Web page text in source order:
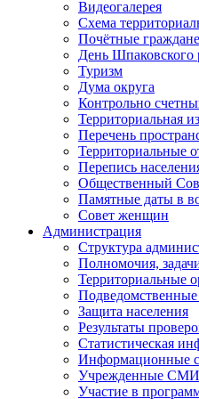
Видеогалерея
Схема
Почётные
День Шпаковского
Туризм
Дума округа
Контрольно
Территориальная
Перечень
Территориальные
Перепись
Общественный
Памятные даты в
Совет женщин
Администрация
Структура
Полномочия,
Территориальные
Подведомственные
Защита населения
Результаты
Статистическая
Информационные
Учрежденные СМИ
Участие в